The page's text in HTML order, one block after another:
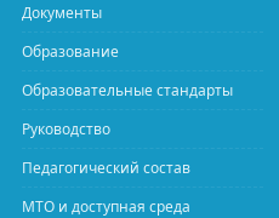
Документы
Образование
Образовательные стандарты
Руководство
Педагогический состав
МТО и доступная среда